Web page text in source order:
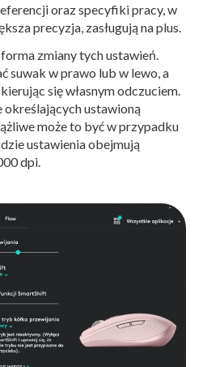
oraz specyfiki pracy, w
precyzja, zasługują na plus.
zmiany tych ustawień.
suwak w prawo lub w lewo, a
się własnym odczuciem.
ustawioną
może to być w przypadku
ustawienia obejmują
dpi.